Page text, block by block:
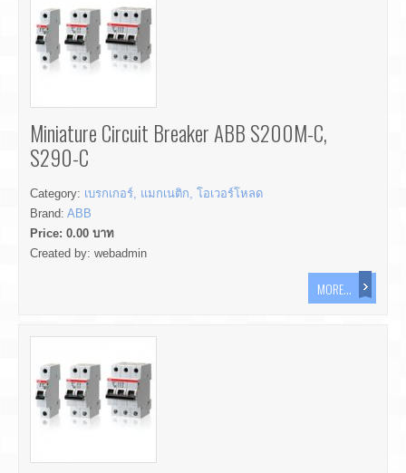
Miniature Circuit Breaker ABB S200M-C,
S290-C
Category: เบรกเกอร์, แมกเนติก, โอเวอร์โหลด
Brand: ABB
Price: 0.00 บาท
Created by: webadmin
MORE...